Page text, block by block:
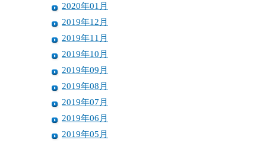
2020年01月
2019年12月
2019年11月
2019年10月
2019年09月
2019年08月
2019年07月
2019年06月
2019年05月